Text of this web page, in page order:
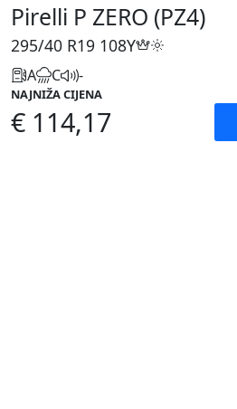
Pirelli P ZERO (PZ4)
295/40 R19 108Y
A C -
NAJNIŽA CIJENA
€ 114,17